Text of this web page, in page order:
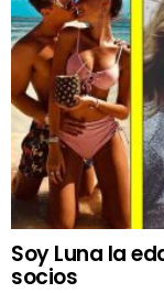
Soy Luna la
socios